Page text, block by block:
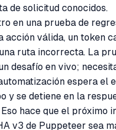
de solicitud conocidos.
en una prueba de
acción válida, un token
ruta incorrecta. La
desafío en vivo;
espera el
y se detiene en la
hace que el próximo
v3 de Puppeteer sea